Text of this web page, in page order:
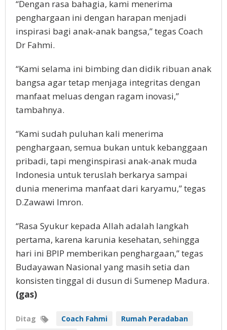
“Dengan rasa bahagia, kami menerima
penghargaan ini dengan harapan menjadi
inspirasi bagi anak-anak bangsa,” tegas Coach
Dr Fahmi.
“Kami selama ini bimbing dan didik ribuan anak
bangsa agar tetap menjaga integritas dengan
manfaat meluas dengan ragam inovasi,”
tambahnya.
“Kami sudah puluhan kali menerima
penghargaan, semua bukan untuk kebanggaan
pribadi, tapi menginspirasi anak-anak muda
Indonesia untuk teruslah berkarya sampai
dunia menerima manfaat dari karyamu,” tegas
D.Zawawi Imron.
“Rasa Syukur kepada Allah adalah langkah
pertama, karena karunia kesehatan, sehingga
hari ini BPIP memberikan penghargaan,” tegas
Budayawan Nasional yang masih setia dan
konsisten tinggal di dusun di Sumenep Madura.
(gas)
Ditag Coach Fahmi
Rumah Peradaban